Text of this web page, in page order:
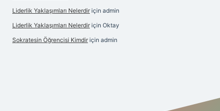
Liderlik Yaklaşımları Nelerdir için admin
Liderlik Yaklaşımları Nelerdir için Oktay
Sokratesin Öğrencisi Kimdir için admin